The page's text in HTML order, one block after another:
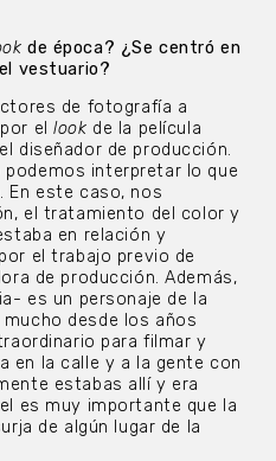
de época? ¿Se centró en
vestuario?
de fotografía a
el look de la película
diseñador de producción.
interpretar lo que
En este caso, nos
el tratamiento del color y
en relación y
el trabajo previo de
de producción. Además,
es un personaje de la
desde los años
para filmar y
en la calle y a la gente con
estabas allí y era
es muy importante que la
de algún lugar de la